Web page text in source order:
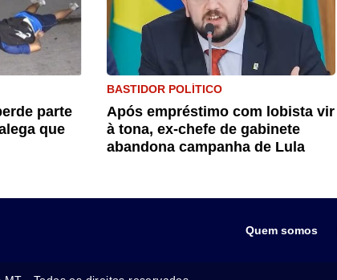
parte
que
BASTIDOR POLÍTICO
Após empréstimo com lobista vir
à tona, ex-chefe de gabinete
abandona campanha de Lula
Quem somos